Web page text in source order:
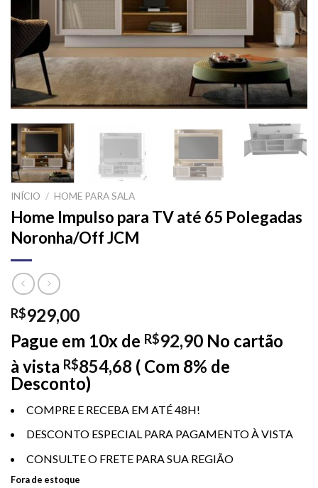
INÍCIO / HOME PARA SALA
Home Impulso para TV até 65 Polegadas
Noronha/Off JCM
R$929,00
Pague em 10x de R$92,90 No cartão
à vista R$854,68 ( Com 8% de
Desconto)
COMPRE E RECEBA EM ATÉ 48H!
DESCONTO ESPECIAL PARA PAGAMENTO À VISTA
CONSULTE O FRETE PARA SUA REGIÃO
Fora de estoque